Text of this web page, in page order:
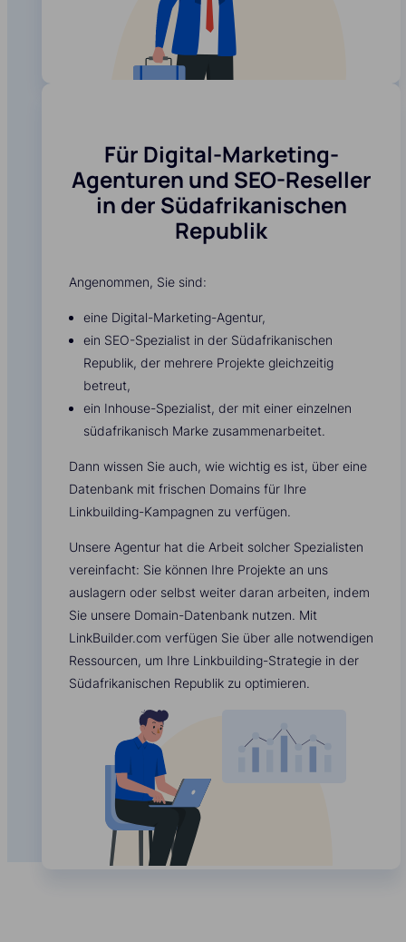
Für Digital-Marketing-
Agenturen und SEO-Reseller
in der Südafrikanischen
Republik
Angenommen, Sie sind:
eine Digital-Marketing-Agentur,
ein SEO-Spezialist in der Südafrikanischen
Republik, der mehrere Projekte gleichzeitig
betreut,
ein Inhouse-Spezialist, der mit einer einzelnen
südafrikanisch Marke zusammenarbeitet.
Dann wissen Sie auch, wie wichtig es ist, über eine
Datenbank mit frischen Domains für Ihre
Linkbuilding-Kampagnen zu verfügen.
Unsere Agentur hat die Arbeit solcher Spezialisten
vereinfacht: Sie können Ihre Projekte an uns
auslagern oder selbst weiter daran arbeiten, indem
Sie unsere Domain-Datenbank nutzen. Mit
LinkBuilder.com verfügen Sie über alle notwendigen
Ressourcen, um Ihre Linkbuilding-Strategie in der
Südafrikanischen Republik zu optimieren.